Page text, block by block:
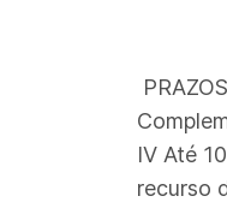
IV Até
recurso